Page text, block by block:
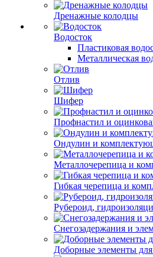
Дренажные колодцы
Водосток
Пластиковая
Металлическая
Отлив
Шифер
Профнастил и
Ондулин и
Металлочерепица и
Гибкая черепица и
Рубероид,
Снегозадержания и
Доборные элементы